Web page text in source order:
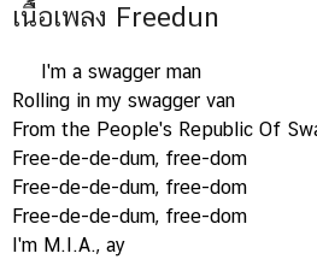
เนื้อเพลง Freedun
I'm a swagger man
Rolling in my swagger van
From the People's Republic Of
Free-de-de-dum, free-dom
Free-de-de-dum, free-dom
Free-de-de-dum, free-dom
I'm M.I.A., ay